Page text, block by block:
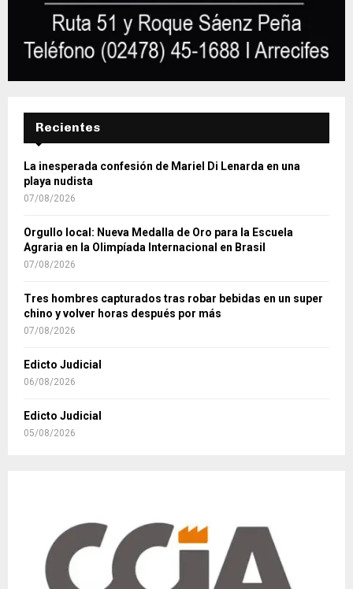
Recientes
La inesperada confesión de Mariel Di Lenarda en una
playa nudista
07/08/2026
Orgullo local: Nueva Medalla de Oro para la Escuela
Agraria en la Olimpíada Internacional en Brasil
07/08/2026
Tres hombres capturados tras robar bebidas en un super
chino y volver horas después por más
07/08/2026
Edicto Judicial
06/08/2026
Edicto Judicial
05/08/2026